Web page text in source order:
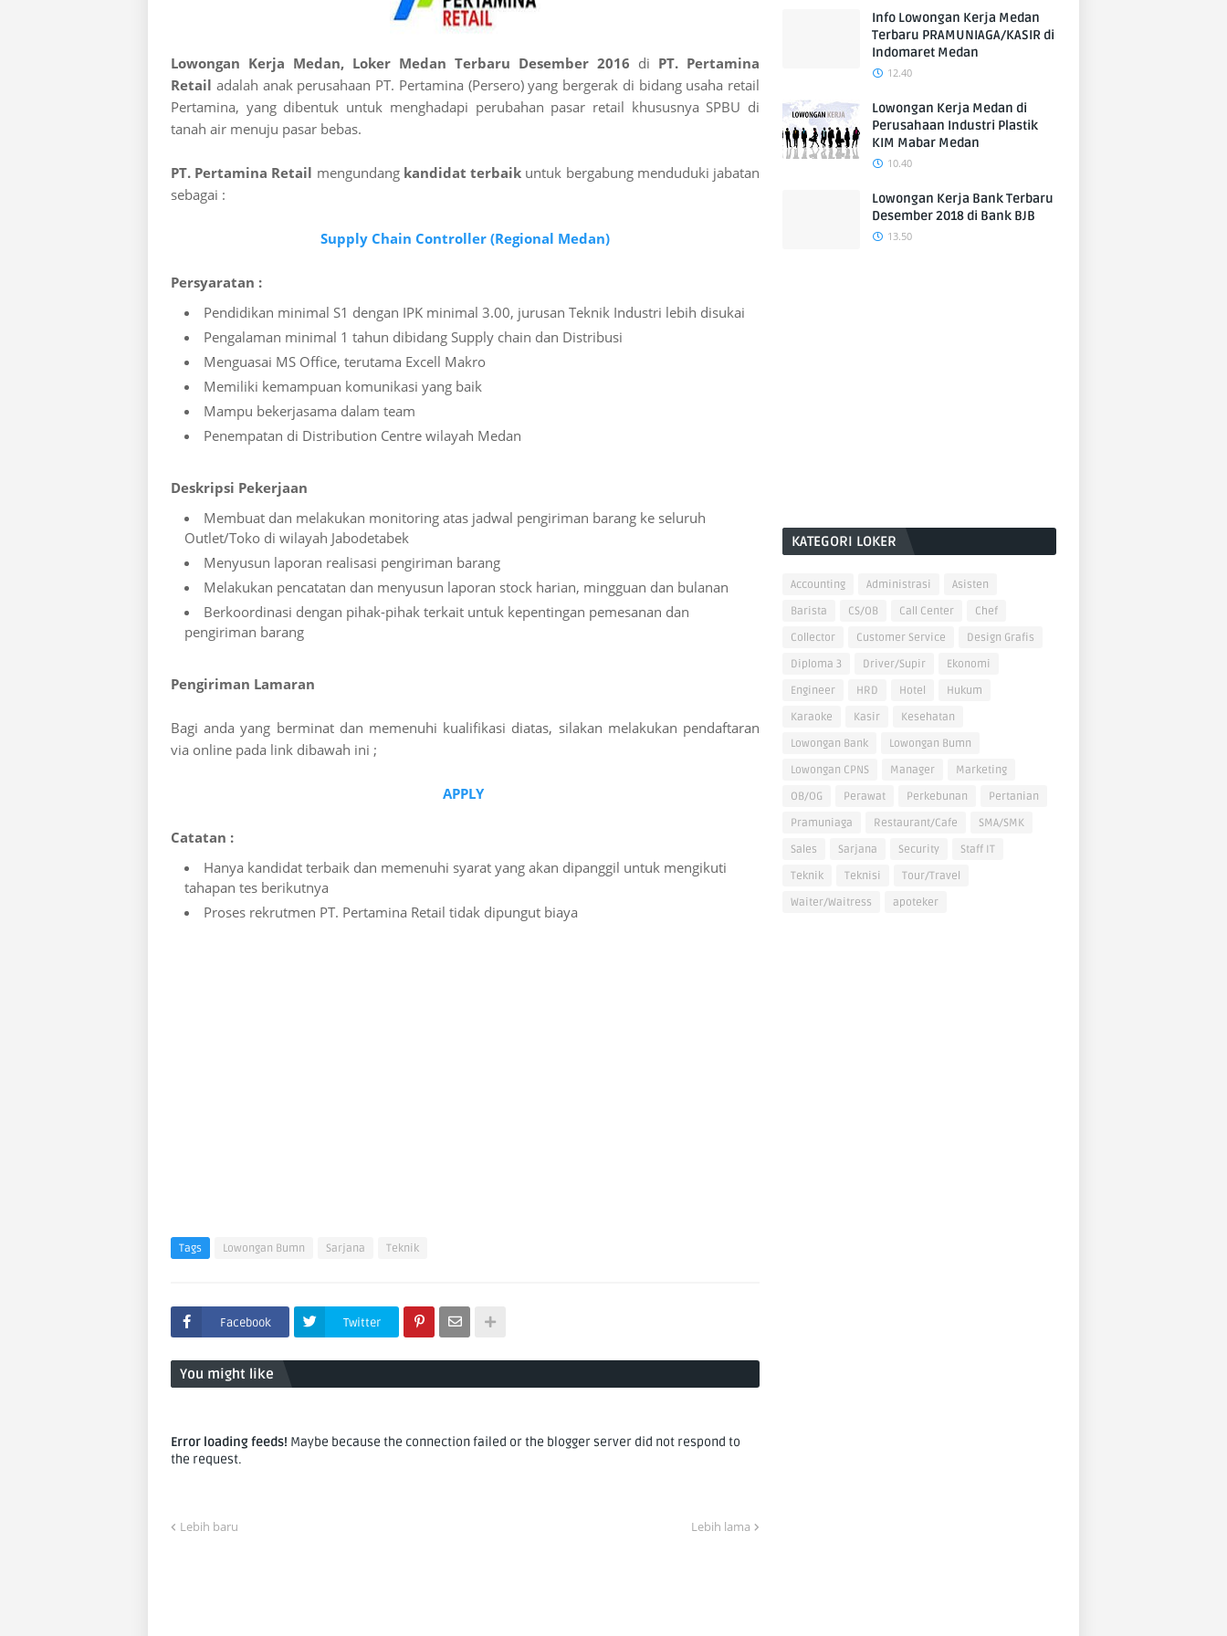
Lowongan Kerja Medan, Loker Medan Terbaru Desember 2016 di PT. Pertamina
Retail adalah anak perusahaan PT. Pertamina (Persero) yang bergerak di bidang usaha retail
Pertamina, yang dibentuk untuk menghadapi perubahan pasar retail khususnya SPBU di
tanah air menuju pasar bebas.
PT. Pertamina Retail mengundang kandidat terbaik untuk bergabung menduduki jabatan
sebagai :
Supply Chain Controller (Regional Medan)
Persyaratan :
Pendidikan minimal S1 dengan IPK minimal 3.00, jurusan Teknik Industri lebih disukai
Pengalaman minimal 1 tahun dibidang Supply chain dan Distribusi
Menguasai MS Office, terutama Excell Makro
Memiliki kemampuan komunikasi yang baik
Mampu bekerjasama dalam team
Penempatan di Distribution Centre wilayah Medan
Deskripsi Pekerjaan
Membuat dan melakukan monitoring atas jadwal pengiriman barang ke seluruh
Outlet/Toko di wilayah Jabodetabek
Menyusun laporan realisasi pengiriman barang
Melakukan pencatatan dan menyusun laporan stock harian, mingguan dan bulanan
Berkoordinasi dengan pihak-pihak terkait untuk kepentingan pemesanan dan
pengiriman barang
Pengiriman Lamaran
Bagi anda yang berminat dan memenuhi kualifikasi diatas, silakan melakukan pendaftaran
via online pada link dibawah ini ;
APPLY
Catatan :
Hanya kandidat terbaik dan memenuhi syarat yang akan dipanggil untuk mengikuti
tahapan tes berikutnya
Proses rekrutmen PT. Pertamina Retail tidak dipungut biaya
Tags Lowongan Bumn Sarjana Teknik
Facebook Twitter
You might like
Error loading feeds! Maybe because the connection failed or the blogger server did not respond to
the request.
Lebih baru Lebih lama
Info Lowongan Kerja Medan
Terbaru PRAMUNIAGA/KASIR di
Indomaret Medan
12.40
Lowongan Kerja Medan di
Perusahaan Industri Plastik
KIM Mabar Medan
10.40
Lowongan Kerja Bank Terbaru
Desember 2018 di Bank BJB
13.50
KATEGORI LOKER
Accounting Administrasi
Asisten
Barista
CS/OB Call Center
Chef
Collector
Customer Service
Design Grafis
Diploma 3
Driver/Supir
Ekonomi
Engineer
HRD Hotel
Hukum
Karaoke
Kasir
Kesehatan
Lowongan Bank
Lowongan Bumn
Lowongan CPNS
Manager
Marketing
OB/OG
Perawat Perkebunan
Pertanian
Pramuniaga
Restaurant/Cafe
SMA/SMK
Sales
Sarjana Security
Staff IT
Teknik
Teknisi
Tour/Travel
Waiter/Waitress
apoteker